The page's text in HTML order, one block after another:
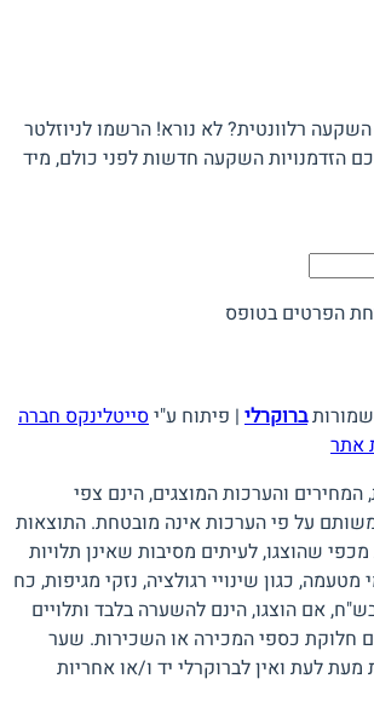
רלוונטית? לא נורא! הרשמו לניוזלטר
הזדמנויות השקעה חדשות לפני כולם, מיד
הפרטים בטופס
ברוקרלי | פיתוח ע"יסייטלינקס חברה
אתר
והערכות המוצגים, הינם צפי
על פי הערכות אינה מובטחת. התוצאות
שהוצגו, לעיתים מסיבות שאינן תלויות
כגון שינויי רגולציה, נזקי מגיפות, כח
אם הוצגו, הינם להשערה בלבד ותלויים
חלוקת כספי המכירה או השכירות. שער
לעת ואין לברוקרלי יד ו/או אחריות